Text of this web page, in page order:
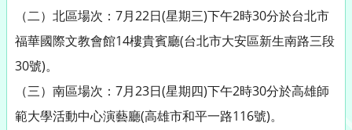
（二）北區場次：7月22日(星期三)下午2時30分於台北市
福華國際文教會館14樓貴賓廳(台北市大安區新生南路三段
30號)。
（三）南區場次：7月23日(星期四)下午2時30分於高雄師
範大學活動中心演藝廳(高雄市和平一路116號)。